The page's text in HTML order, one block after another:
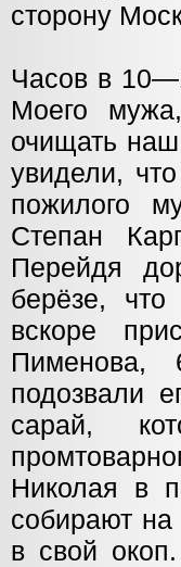
сторону
Часов в
Моего
очищать
увидели,
пожилого
Степан
Перейдя
берёзе,
вскоре
Пименова,
подозвали
сарай,
Николая в
собирают
в свой